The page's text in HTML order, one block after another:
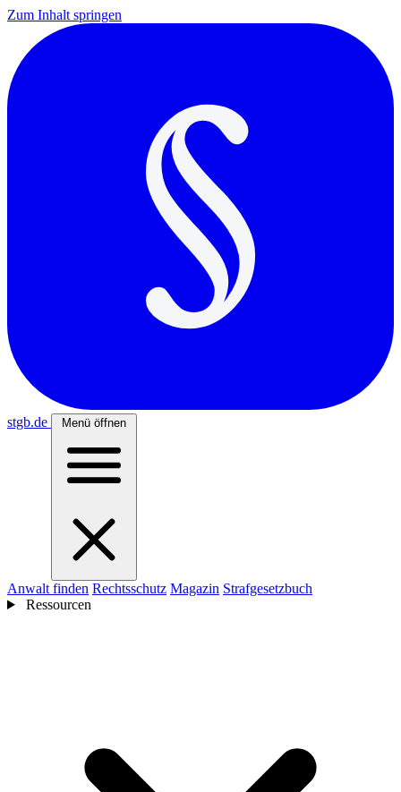
Zum Inhalt springen
stgb.de Menü öffnen
Anwalt finden Rechtsschutz Magazin Strafgesetzbuch
Ressourcen